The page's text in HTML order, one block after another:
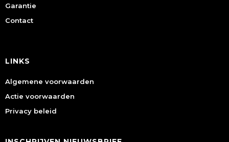
Garantie
Contact
LINKS
Algemene voorwaarden
Actie voorwaarden
Privacy beleid